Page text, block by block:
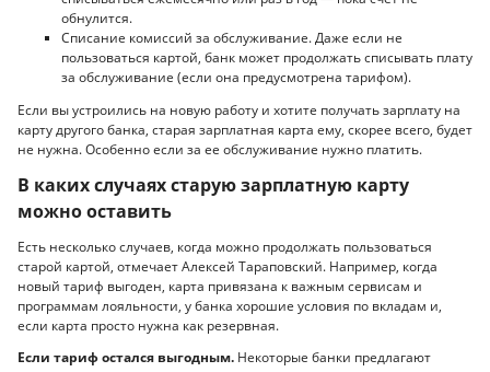
обнулится.
Списание комиссий за обслуживание. Даже если не
пользоваться картой, банк может продолжать списывать плату
за обслуживание (если она предусмотрена тарифом).
Если вы устроились на новую работу и хотите получать зарплату на
карту другого банка, старая зарплатная карта ему, скорее всего, будет
не нужна. Особенно если за ее обслуживание нужно платить.
В каких случаях старую зарплатную карту
можно оставить
Есть несколько случаев, когда можно продолжать пользоваться
старой картой, отмечает Алексей Тараповский. Например, когда
новый тариф выгоден, карта привязана к важным сервисам и
программам лояльности, у банка хорошие условия по вкладам и,
если карта просто нужна как резервная.
Если тариф остался выгодным. Некоторые банки предлагают